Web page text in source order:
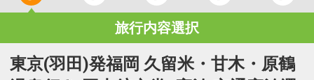
旅行内容選択
東京(羽田)発福岡 久留米・甘木・原鶴